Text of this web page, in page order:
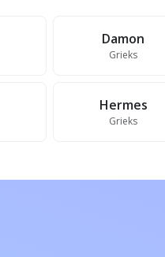
Damon
Grieks
Hermes
Grieks